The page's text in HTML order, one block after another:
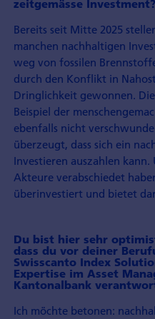
zeitgemässe Investment?
Bereits seit Mitte 2025
manchen nachhaltigen
weg von fossilen
durch den Konflikt in
Dringlichkeit gewonnen.
Beispiel der
ebenfalls nicht
überzeugt, dass sich ein
Investieren auszahlen
Akteure verabschiedet
überinvestiert und bietet
Du bist hier sehr
dass du vor deiner
Swisscanto Index
Expertise im Asset
Kantonalbank
Ich möchte betonen: